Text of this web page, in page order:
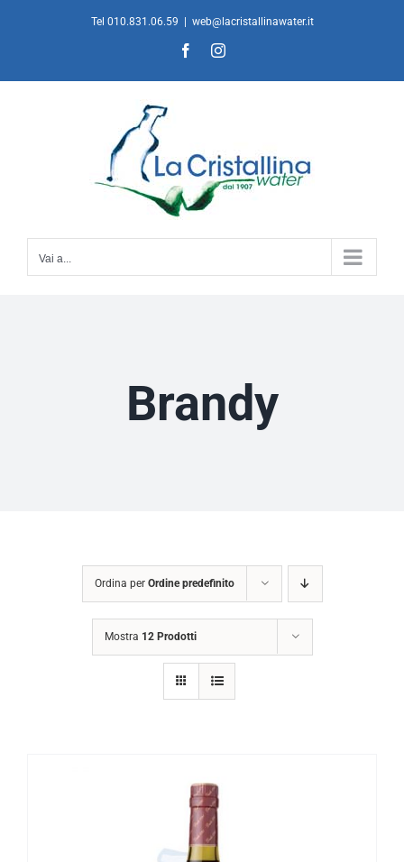
Tel 010.831.06.59 web@lacristallinawater.it
FacebookInstagram
Vai a...
Brandy
Ordina per Ordine predefinito
Mostra 12 Prodotti